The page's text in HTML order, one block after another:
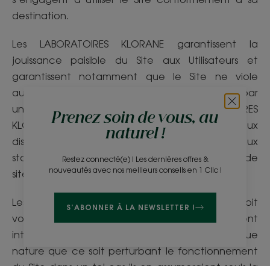
destination.
Les LABORATOIRES KLORANE garantissent la
jouissance paisible du Site aux Utilisateurs et
garantissent notamment que le Site ne viole
aucun droit de propriété intellectuelle détenu par
un tiers et qu’il est original. Les LABORATOIRES
KLORANE garantissent que le Site est conforme aux
dispositions légales marocaines en vigueur et aux
standards de l’industrie applicables en matière de
site internet.
Les Utilisateurs s'engagent à ne pas soit
volontairement soit même involontairement
introduire de virus, bugs ou de fichier de quelque
nature que ce soit perturbant le fonctionnement
Prenez soin de vous, au
naturel !
Restez connecté(e) ! Les dernières offres &
nouveautés avec nos meilleurs conseils en 1 Clic !
S’ABONNER À LA NEWSLETTER !